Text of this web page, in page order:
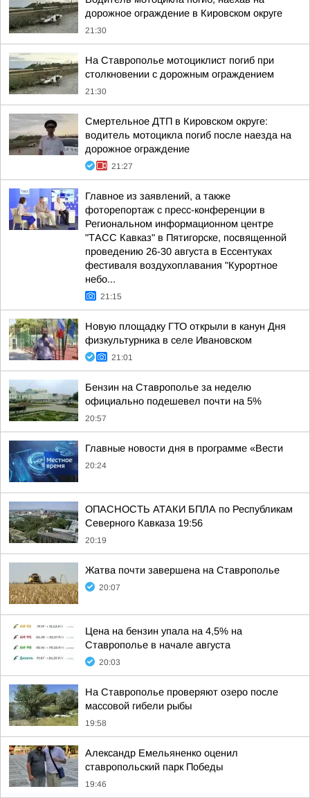
дорожное ограждение в Кировском округе
21:30
На Ставрополье мотоциклист погиб при
столкновении с дорожным ограждением
21:30
Смертельное ДТП в Кировском округе:
водитель мотоцикла погиб после наезда на
дорожное ограждение
21:27
Главное из заявлений, а также
фоторепортаж с пресс-конференции в
Региональном информационном центре
"ТАСС Кавказ" в Пятигорске, посвященной
проведению 26-30 августа в Ессентуках
фестиваля воздухоплавания "Курортное
небо...
21:15
Новую площадку ГТО открыли в канун Дня
физкультурника в селе Ивановском
21:01
Бензин на Ставрополье за неделю
официально подешевел почти на 5%
20:57
Главные новости дня в программе «Вести
20:24
ОПАСНОСТЬ АТАКИ БПЛА по Республикам
Северного Кавказа 19:56
20:19
Жатва почти завершена на Ставрополье
20:07
Цена на бензин упала на 4,5% на
Ставрополье в начале августа
20:03
На Ставрополье проверяют озеро после
массовой гибели рыбы
19:58
Александр Емельяненко оценил
ставропольский парк Победы
19:46